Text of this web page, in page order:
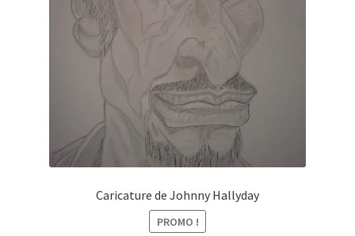
Caricature de Johnny Hallyday
PROMO !